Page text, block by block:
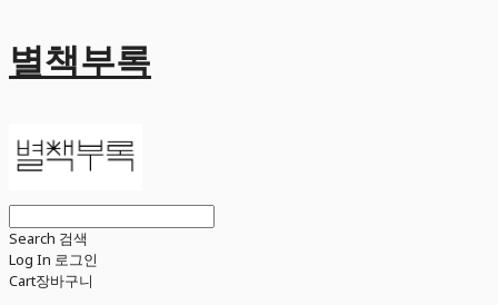
별책부록
Search 검색
Log In 로그인
Cart장바구니